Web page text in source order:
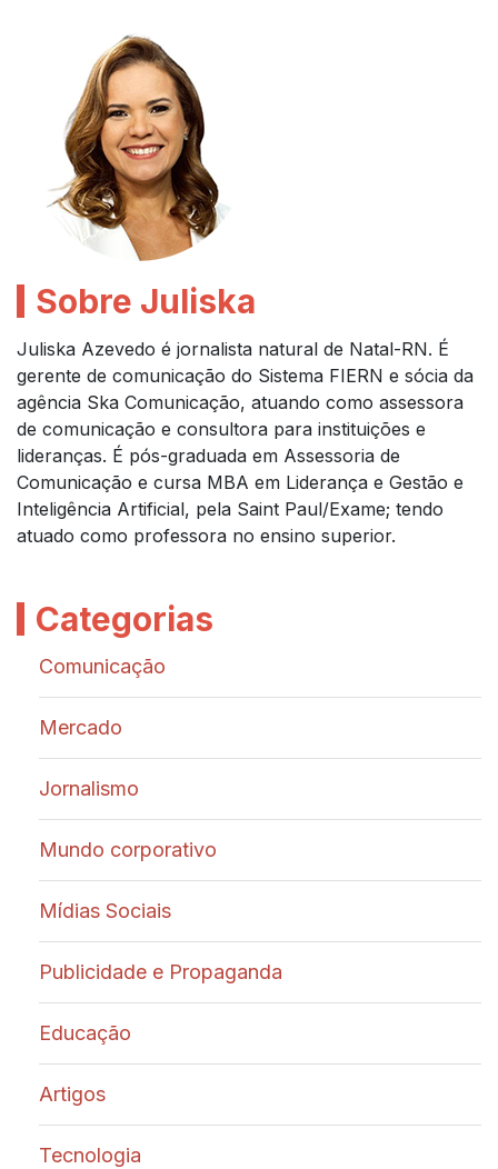
Sobre Juliska
Juliska Azevedo é jornalista natural de Natal-RN. É
gerente de comunicação do Sistema FIERN e sócia da
agência Ska Comunicação, atuando como assessora
de comunicação e consultora para instituições e
lideranças. É pós-graduada em Assessoria de
Comunicação e cursa MBA em Liderança e Gestão e
Inteligência Artificial, pela Saint Paul/Exame; tendo
atuado como professora no ensino superior.
Categorias
Comunicação
Mercado
Jornalismo
Mundo corporativo
Mídias Sociais
Publicidade e Propaganda
Educação
Artigos
Tecnologia